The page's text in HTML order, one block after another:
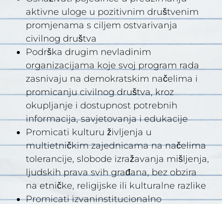
aktivne uloge u pozitivnim društvenim
promjenama s ciljem ostvarivanja
civilnog društva
Podrška drugim nevladinim
organizacijama koje svoj program rada
zasnivaju na demokratskim načelima i
promicanju civilnog društva, kroz
okupljanje i dostupnost potrebnih
informacija, savjetovanja i edukacije
Promicati kulturu življenja u
multietničkim zajednicama na načelima
tolerancije, slobode izražavanja mišljenja,
ljudskih prava svih građana, bez obzira
na etničke, religijske ili kulturalne razlike
Promicati izvaninstitucionalno